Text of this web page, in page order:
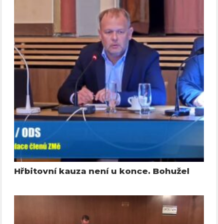
Hřbitovní kauza není u konce. Bohužel